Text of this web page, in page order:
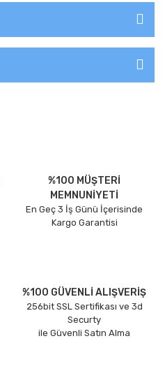
%100 MÜŞTERİ
MEMNUNİYETİ
En Geç 3 İş Günü İçerisinde
Kargo Garantisi
%100 GÜVENLİ ALIŞVERİŞ
256bit SSL Sertifikası ve 3d
Securty
ile Güvenli Satın Alma